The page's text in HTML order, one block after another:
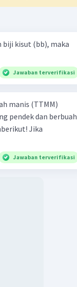
biji kisut (bb), maka
Jawaban terverifikasi
manis (TTMM)
pendek dan berbuah
Jika
Jawaban terverifikasi